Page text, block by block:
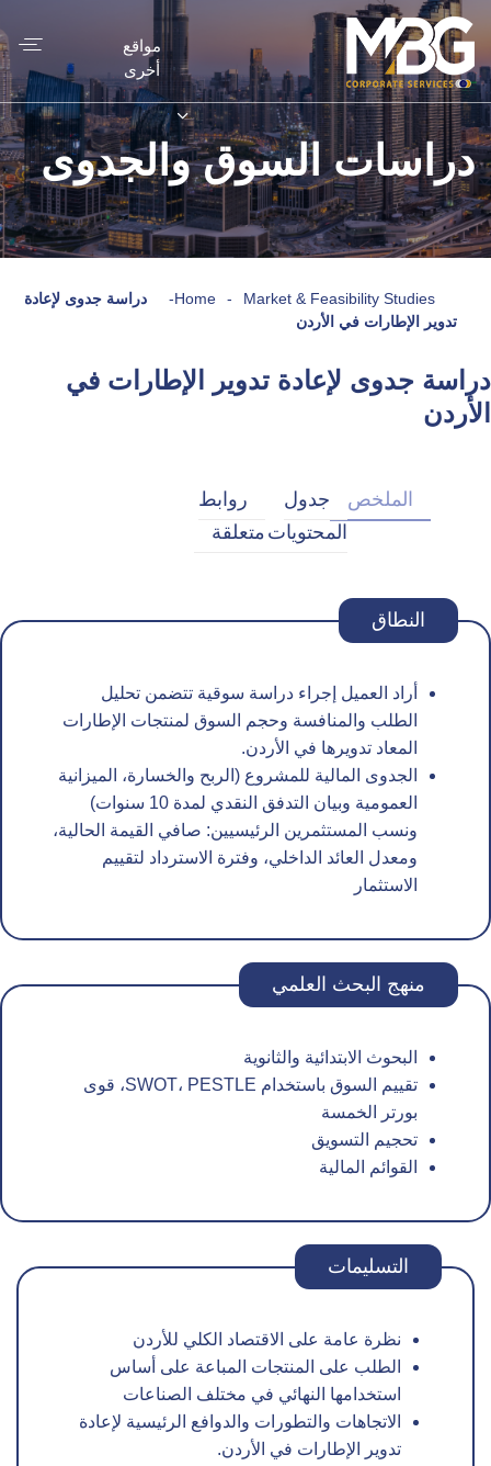
مواقع
أخرى
دراسات السوق والجدوى
Home - Market & Feasibility Studies
-
دراسة جدوى لإعادة
تدوير الإطارات في الأردن
دراسة جدوى لإعادة تدوير الإطارات في
الأردن
الملخص
جدول
المحتويات
روابط
متعلقة
النطاق
أراد العميل إجراء دراسة سوقية تتضمن تحليل
الطلب والمنافسة وحجم السوق لمنتجات الإطارات
المعاد تدويرها في الأردن.
الجدوى المالية للمشروع (الربح والخسارة، الميزانية
العمومية وبيان التدفق النقدي لمدة 10 سنوات)
ونسب المستثمرين الرئيسيين: صافي القيمة الحالية،
ومعدل العائد الداخلي، وفترة الاسترداد لتقييم
الاستثمار
منهج البحث العلمي
البحوث الابتدائية والثانوية
تقييم السوق باستخدام SWOT، PESTLE، قوى
بورتر الخمسة
تحجيم التسويق
القوائم المالية
التسليمات
نظرة عامة على الاقتصاد الكلي للأردن
الطلب على المنتجات المباعة على أساس
استخدامها النهائي في مختلف الصناعات
الاتجاهات والتطورات والدوافع الرئيسية لإعادة
تدوير الإطارات في الأردن.